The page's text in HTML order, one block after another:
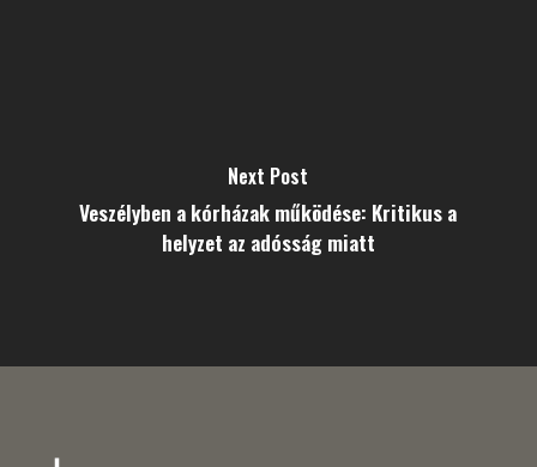
Next Post
Veszélyben a kórházak működése: Kritikus a
helyzet az adósság miatt